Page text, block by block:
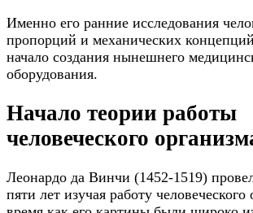
Именно его ранние исследования
пропорций и механических
начало создания нынешнего
оборудования.
Начало теории работы
человеческого
Леонардо да Винчи (1452-1519)
пяти лет изучая работу